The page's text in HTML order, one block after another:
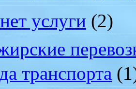
услуги (2)
транспорта